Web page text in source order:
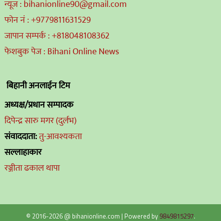
न्यूज : bihanionline90@gmail.com
फोन नं : +9779811631529
जापान सम्पर्क : +818048108362
फेशबुक पेज : Bihani Online News
बिहानी अनलाईन टिम
अध्यक्ष/प्रधान सम्पादक
दिपेन्द्र सारु मगर (दुर्लभ)
संवाददाता:तु-आवश्यकता
सल्लाहाकार
रञ्जीता ढकाल थापा
© 2016-2026 @ bihanionline.com | Powered by 9849815297.